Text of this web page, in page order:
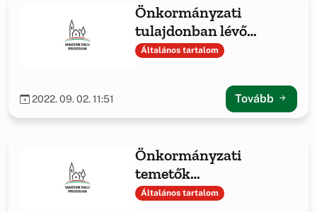
Önkormányzati
tulajdonban lévő
ingatlanok fejlesztése
Általános tartalom
2022. 09. 02. 11:51 Tovább
Önkormányzati
temetők
infrastrukturális
Általános tartalom